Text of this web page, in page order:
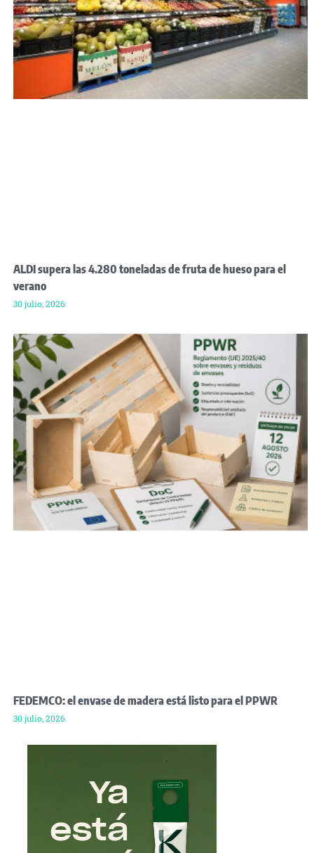
ALDI supera las 4.280 toneladas de fruta de hueso para el
verano
30 julio, 2026
FEDEMCO: el envase de madera está listo para el PPWR
30 julio, 2026